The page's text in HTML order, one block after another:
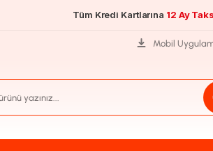
Tüm Kredi Kartlarına 12 Ay
Mobil